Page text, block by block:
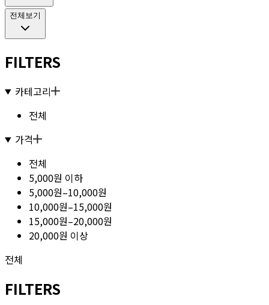
전체보기
FILTERS
카테고리
전체
가격
전체
5,000원 이하
5,000원–10,000원
10,000원–15,000원
15,000원–20,000원
20,000원 이상
전체
FILTERS